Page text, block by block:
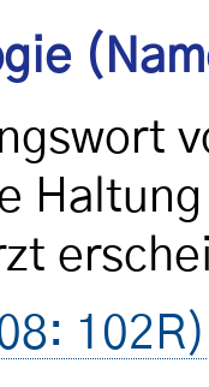
102R)